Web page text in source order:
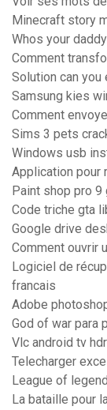
Minecraft story
Whos your
Comment
Solution can
Samsung kies
Comment
Sims 3 pets
Windows usb
Application pour
Paint shop pro 9
Code triche gta
Google drive
Comment ouvrir
Logiciel de
francais
Adobe
God of war para
Vlc android tv hdr
Telecharger
League of
La bataille pour